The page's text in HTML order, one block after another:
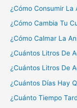
¿Cómo Consumir
¿Cómo Cambia Tu
¿Cómo Calmar La
¿Cuántos Litros De
¿Cuántos Litros De
¿Cuántos Días Hay
¿Cuánto Tiempo